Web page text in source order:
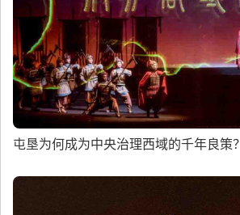
屯垦为何成为中央治理西域的千年良策？